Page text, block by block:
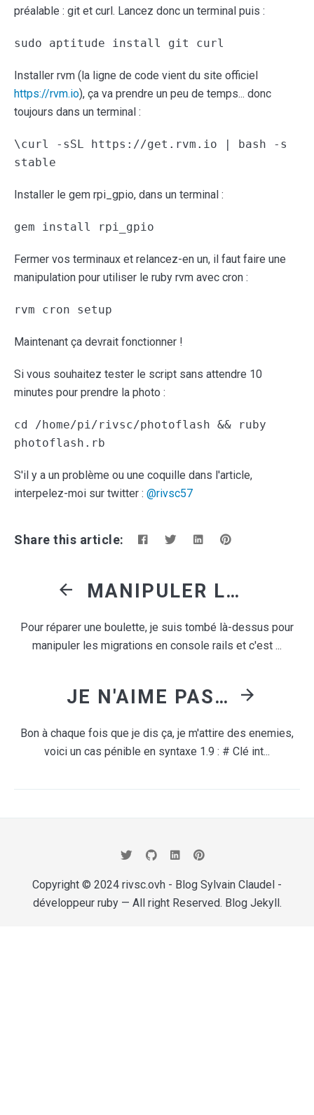
préalable : git et curl. Lancez donc un terminal puis :
sudo aptitude install git curl
Installer rvm (la ligne de code vient du site officiel
https://rvm.io), ça va prendre un peu de temps... donc
toujours dans un terminal :
\curl -sSL https://get.rvm.io | bash -s
stable
Installer le gem rpi_gpio, dans un terminal :
gem install rpi_gpio
Fermer vos terminaux et relancez-en un, il faut faire une
manipulation pour utiliser le ruby rvm avec cron :
rvm cron setup
Maintenant ça devrait fonctionner !
Si vous souhaitez tester le script sans attendre 10
minutes pour prendre la photo :
cd /home/pi/rivsc/photoflash && ruby
photoflash.rb
S'il y a un problème ou une coquille dans l'article,
interpelez-moi sur twitter : @rivsc57
Share this article:
MANIPULER LES MIGRATIONS SCHEMAMIGRATIONS DANS UNE CONSOLE RAILS [RAILS 4 / 5]
Pour réparer une boulette, je suis tombé là-dessus pour
manipuler les migrations en console rails et c'est ...
JE N'AIME PAS LA SYNTAXE HASH RUBY 1.9+
Bon à chaque fois que je dis ça, je m'attire des enemies,
voici un cas pénible en syntaxe 1.9 : # Clé int...
Copyright © 2024 rivsc.ovh - Blog Sylvain Claudel -
développeur ruby— All right Reserved. Blog Jekyll.